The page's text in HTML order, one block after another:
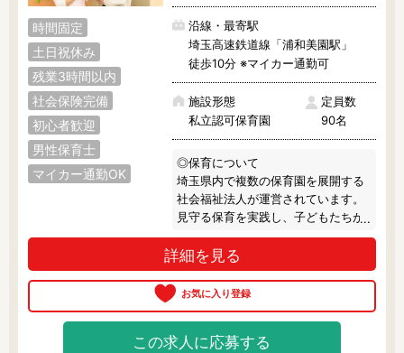
求人よりも「もう少し短く・長く勤
務したい……」という方。
また、子育て中・介護中・ブランク
等で働き方にお迷いがある方。
私がベストなご提案をいたしますの
で、ぜひ遠慮なくご相談ください
ね！
時間固定
土日祝休み
残業3時間以内
社会保険完備
初心者歓迎
男性保育士
マイカー通勤OK
沿線・最寄駅
埼玉高速鉄道線「浦和美園駅」
徒歩10分 ※マイカー通勤可
施設形態
私立認可保育園
定員数
90名
◎保育について
埼玉県内で複数の保育園を展開する
社会福祉法人が運営されています。
見守る保育を実践し、子どもたちが
自分たちの好きなやりたいことを選
択し、保育者が安全を確保しつつ見
守っています。
訪問するときはいつも賑やかで、子
どもたちが元気いっぱい遊ぶ声であ
ふれています♪
詳細を見る
この求人に応募する